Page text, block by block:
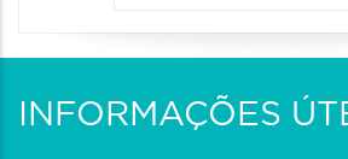
INFORMAÇÕES